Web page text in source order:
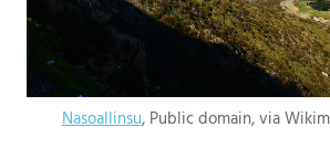
Nasoallinsu, Public domain, via